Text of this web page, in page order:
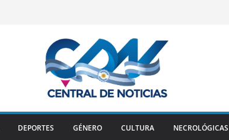
DEPORTES GÉNERO CULTURA NECROLÓGICAS